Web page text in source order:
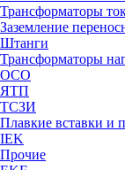
Трансформаторы
Заземление
Штанги
Трансформаторы
ОСО
ЯТП
ТСЗИ
Плавкие вставки и
IEK
Прочие